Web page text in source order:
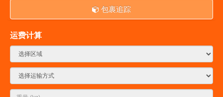
包裹追踪
运费计算